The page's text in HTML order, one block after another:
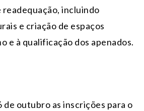
incluindo
e criação de espaços
e à qualificação dos apenados.
de outubro as inscrições para o